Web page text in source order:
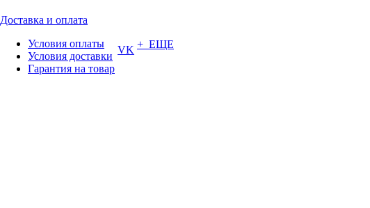
Доставка и оплата
Условия оплаты
Условия доставки
Гарантия на товар
VK + ЕЩЕ